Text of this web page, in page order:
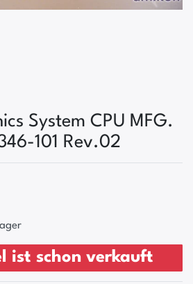
System CPU MFG.
101 Rev.02
ist schon verkauft